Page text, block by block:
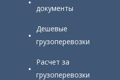
документы
Дешевые
грузоперевозки
Расчет за
грузоперевозки